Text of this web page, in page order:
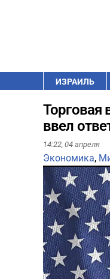
ИЗРАИЛЬ
ввел
14:22, 04 апреля
Экономика,